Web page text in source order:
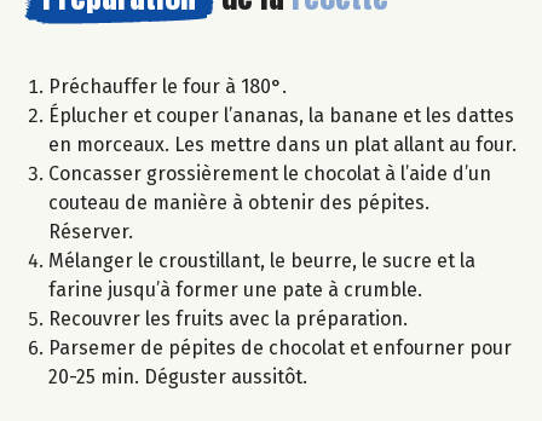
Préchauffer le four à 180°.
Éplucher et couper l’ananas, la banane et les dattes
en morceaux. Les mettre dans un plat allant au four.
Concasser grossièrement le chocolat à l’aide d’un
couteau de manière à obtenir des pépites.
Réserver.
Mélanger le croustillant, le beurre, le sucre et la
farine jusqu’à former une pate à crumble.
Recouvrer les fruits avec la préparation.
Parsemer de pépites de chocolat et enfourner pour
20-25 min. Déguster aussitôt.